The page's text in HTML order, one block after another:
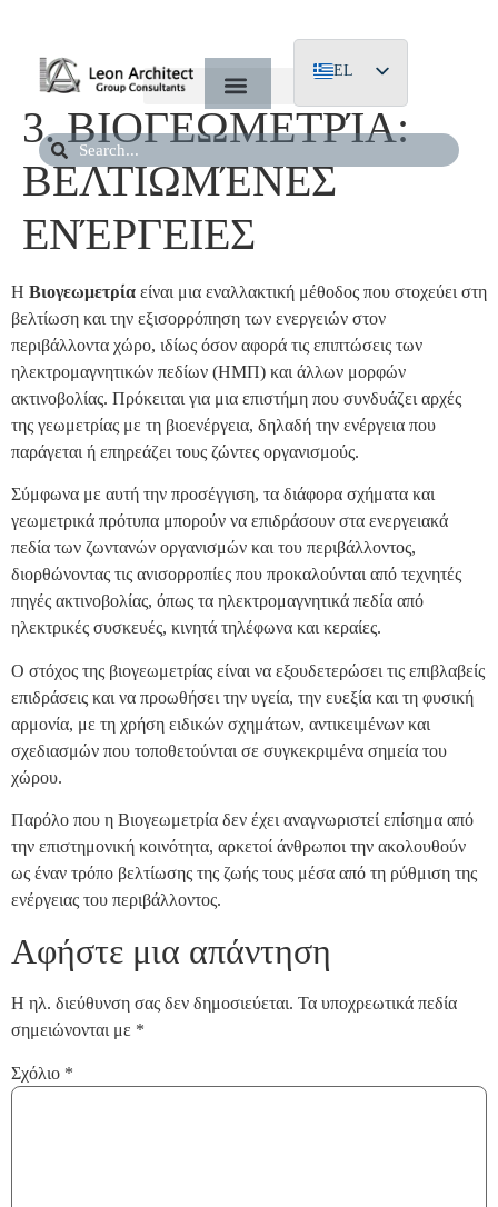
EL
EN
DE
3. ΒΙΟΓΕΩΜΕΤΡΊΑ:
ΒΕΛΤΙΩΜΈΝΕΣ
ΕΝΈΡΓΕΙΕΣ
Η Βιογεωμετρία είναι μια εναλλακτική μέθοδος που στοχεύει στη
βελτίωση και την εξισορρόπηση των ενεργειών στον
περιβάλλοντα χώρο, ιδίως όσον αφορά τις επιπτώσεις των
ηλεκτρομαγνητικών πεδίων (ΗΜΠ) και άλλων μορφών
ακτινοβολίας. Πρόκειται για μια επιστήμη που συνδυάζει αρχές
της γεωμετρίας με τη βιοενέργεια, δηλαδή την ενέργεια που
παράγεται ή επηρεάζει τους ζώντες οργανισμούς.
Σύμφωνα με αυτή την προσέγγιση, τα διάφορα σχήματα και
γεωμετρικά πρότυπα μπορούν να επιδράσουν στα ενεργειακά
πεδία των ζωντανών οργανισμών και του περιβάλλοντος,
διορθώνοντας τις ανισορροπίες που προκαλούνται από τεχνητές
πηγές ακτινοβολίας, όπως τα ηλεκτρομαγνητικά πεδία από
ηλεκτρικές συσκευές, κινητά τηλέφωνα και κεραίες.
Ο στόχος της βιογεωμετρίας είναι να εξουδετερώσει τις επιβλαβείς
επιδράσεις και να προωθήσει την υγεία, την ευεξία και τη φυσική
αρμονία, με τη χρήση ειδικών σχημάτων, αντικειμένων και
σχεδιασμών που τοποθετούνται σε συγκεκριμένα σημεία του
χώρου.
Παρόλο που η Βιογεωμετρία δεν έχει αναγνωριστεί επίσημα από
την επιστημονική κοινότητα, αρκετοί άνθρωποι την ακολουθούν
ως έναν τρόπο βελτίωσης της ζωής τους μέσα από τη ρύθμιση της
ενέργειας του περιβάλλοντος.
Αφήστε μια απάντηση
Η ηλ. διεύθυνση σας δεν δημοσιεύεται. Τα υποχρεωτικά πεδία
σημειώνονται με *
Σχόλιο *